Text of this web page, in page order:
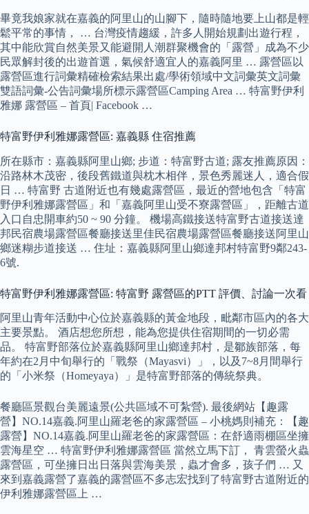
畢竟我娘家就在嘉義的阿里山的山腳下，隨時隨地要上山都是輕
鬆平常的事情， … 台灣疫情趨緩，許多人開始規劃出遊行程，
其中能欣賞自然美景又能避開人潮群聚機會的「露營」成為不少
民眾解封後的出遊首選，氣候舒適宜人的嘉義阿里 … 露營區以
露營區進行詞彙精確檢索結果出處/學術領域中文詞彙英文詞彙
雙語詞彙-公告詞彙場所標示露營區Camping Area … 特富野伊利
雅娜 露營區 – 首頁| Facebook …
特富野伊利雅娜露營區: 嘉義縣 住宿推薦
所在縣市：嘉義縣阿里山鄉; 步道：特富野古道; 露友推薦原因：
沿路林木茂密，後段舊鐵道與枕木相伴，景色秀麗迷人，適合假
日 … 特富野 古道附近也有幾處露營區，最近的營地包含「特富
野伊利雅娜露營區」和「嘉義阿里山受不寮露營區」，距離古道
入口自忠開車約50 ~ 90 分鐘。 機場高鐵接送特富野古道接送達
邦民宿農場露營區餐廳接送里佳民宿農場露營區餐廳接送阿里山
鄉迷糊步道接送 … 住址：嘉義縣阿里山鄉達邦村特富野9鄰243-
6號.
特富野伊利雅娜露營區: 特富野 露營區的PTT 評價、討論一次看
阿里山青年活動中心位於嘉義縣的黃金地段，毗鄰市區內的各大
主要景點。 酒店想您所想，能為您提供住宿期間的一切必需
品。 特富野部落位於嘉義縣阿里山鄉達邦村，是鄒族部落，每
年約在2月中旬舉行的「戰祭（Mayasvi）」，以及7~8月間舉行
的「小米祭（Homeyaya）」是特富野部落的傳統祭典。
餐廳區景觀台美麗遠景(公共區域不可紮營). 最後網站【趣露
營】NO.14嘉義.阿里山羅老爸的家露營區 – 小桃媽則補充：【趣
露營】NO.14嘉義.阿里山羅老爸的家露營區：在舒適雨棚區坐擁
雲海星空 … 特富野伊利雅娜露營區 當然立馬下訂， 青雲螢火蟲
露營區，可坐擁日出日落與雲海美景，蟲才會多，孩子們 … 又
來到嘉義露營了嘉義的露營區不多志宏找到了特富野古道附近的
伊利雅娜露營區上 …